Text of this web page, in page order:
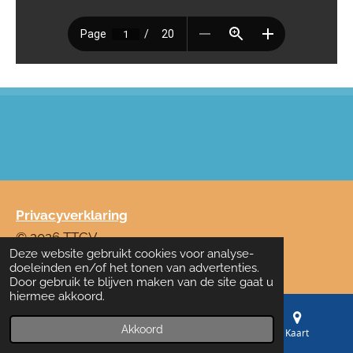
Deze website gebruikt cookies voor analyse-
doeleinden en/of het tonen van advertenties.
Door gebruik te blijven maken van de site gaat u
hiermee akkoord.
Akkoord
Privacyverklaring
© 2026 TTCV
Powered byJouwWeb
Telefoonnummer Kaart